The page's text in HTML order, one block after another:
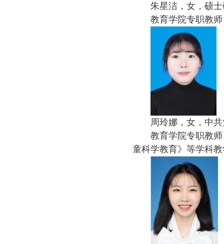
朱星洁，女，硕
教育学院专职教
周玲娜，女，中
教育学院专职教
童科学教育》等学科